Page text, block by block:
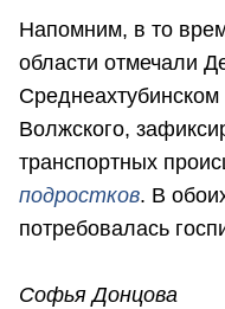
Напомним, в то
области отмечали
Волжского,
транспортных
подростков. В
потребовалась
Софья Донцова